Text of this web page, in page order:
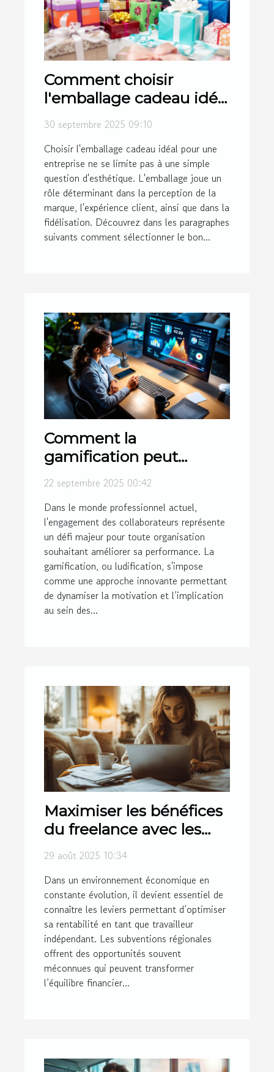
Comment choisir
l'emballage cadeau idéal
pour votre entreprise ?
30 septembre 2025 09:10
Choisir l'emballage cadeau idéal pour une
entreprise ne se limite pas à une simple
question d'esthétique. L'emballage joue un
rôle déterminant dans la perception de la
marque, l'expérience client, ainsi que dans la
fidélisation. Découvrez dans les paragraphes
suivants comment sélectionner le bon...
Comment la
gamification peut
transformer
l'engagement en
entreprise ?
22 septembre 2025 00:42
Dans le monde professionnel actuel,
l'engagement des collaborateurs représente
un défi majeur pour toute organisation
souhaitant améliorer sa performance. La
gamification, ou ludification, s'impose
comme une approche innovante permettant
de dynamiser la motivation et l’implication
au sein des...
Maximiser les bénéfices
du freelance avec les
subventions régionales
29 août 2025 10:34
Dans un environnement économique en
constante évolution, il devient essentiel de
connaître les leviers permettant d’optimiser
sa rentabilité en tant que travailleur
indépendant. Les subventions régionales
offrent des opportunités souvent
méconnues qui peuvent transformer
l’équilibre financier...